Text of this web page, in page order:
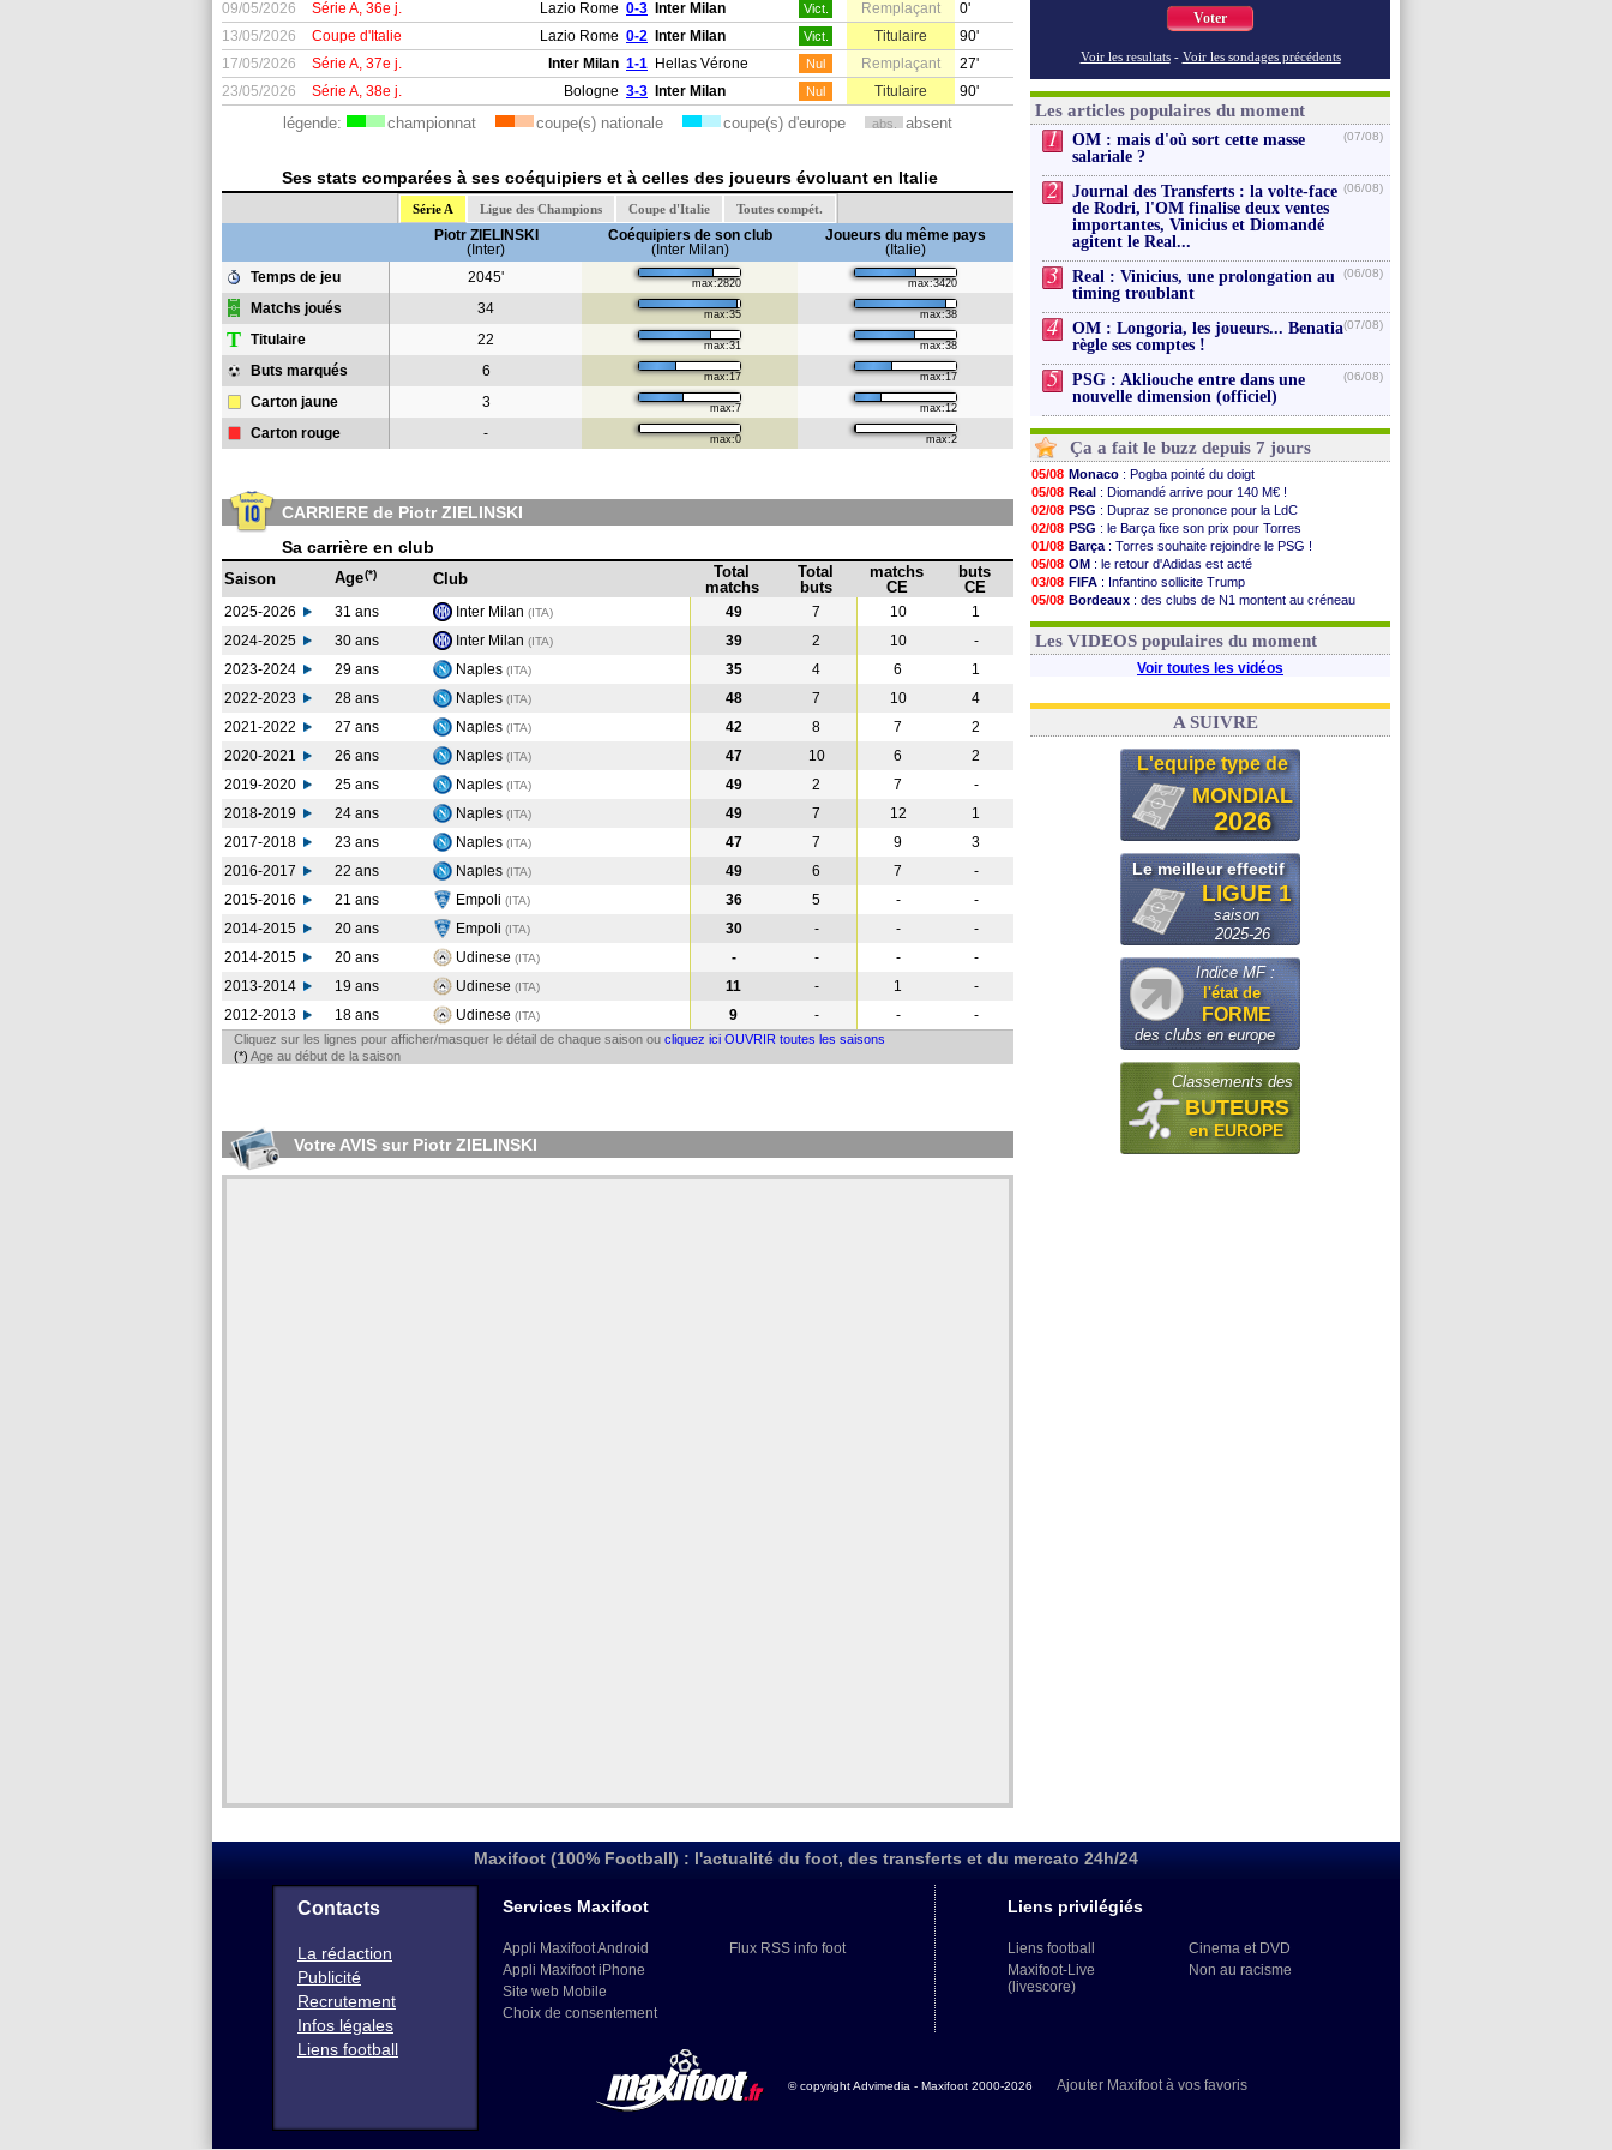
09/05/2026
Série A, 36e j. Lazio Rome 0-3 Inter Milan Vict. Remplaçant
0'
13/05/2026
Coupe d'Italie Lazio Rome 0-2 Inter Milan Vict. Titulaire
90'
17/05/2026
Série A, 37e j. Inter Milan 1-1 Hellas Vérone Nul Remplaçant
27'
23/05/2026
Série A, 38e j. Bologne 3-3 Inter Milan Nul Titulaire 90'
légende: championnat coupe(s) nationale coupe(s) d'europe abs. absent
Ses stats comparées à ses coéquipiers et à celles des joueurs évoluant en Italie
Série A Ligue des Champions Coupe d'Italie Toutes compét.
Piotr ZIELINSKI
(Inter)
Coéquipiers de son club
(Inter Milan)
Joueurs du même pays
(Italie)
Temps de jeu
2045' max:2820 max:3420
Matchs joués 34 max:35 max:38
T Titulaire 22 max:31 max:38
Buts marqués 6 max:17 max:17
Carton jaune 3 max:7 max:12
Carton rouge - max:0 max:2
CARRIERE de Piotr ZIELINSKI
Sa carrière en club
Saison Age(*) Club
Total
matchs
Total
buts
matchs
CE
buts
CE
2025-2026 31 ans Inter Milan (ITA) 49 7 10
1
2024-2025
30 ans Inter Milan (ITA) 39 2 10
-
2023-2024
29 ans Naples (ITA) 35 4 6
1
2022-2023
28 ans Naples (ITA) 48 7 10
4
2021-2022
27 ans Naples (ITA) 42 8 7
2
2020-2021
26 ans Naples (ITA) 47 10 6
2
2019-2020
25 ans Naples (ITA) 49 2 7
-
2018-2019
24 ans Naples (ITA) 49 7 12
1
2017-2018
23 ans Naples (ITA) 47 7 9
3
2016-2017
22 ans Naples (ITA) 49 6 7
-
2015-2016
21 ans Empoli (ITA) 36 5 -
-
2014-2015
20 ans Empoli (ITA) 30 - -
-
2014-2015
20 ans Udinese (ITA) - - -
-
2013-2014
19 ans Udinese (ITA) 11 - 1
-
2012-2013
18 ans Udinese (ITA) 9 - - -
Cliquez sur les lignes pour afficher/masquer le détail de chaque saison ou cliquez ici OUVRIR toutes les saisons
(*) Age au début de la saison
Votre AVIS sur Piotr ZIELINSKI
Voter
Voir les resultats - Voir les sondages précédents
Les articles populaires du moment
1
OM : mais d'où sort cette masse
salariale ?
(07/08)
2
Journal des Transferts : la volte-face
de Rodri, l'OM finalise deux ventes
importantes, Vinicius et Diomandé
agitent le Real...
(06/08)
3
Real : Vinicius, une prolongation au
timing troublant
(06/08)
4
OM : Longoria, les joueurs... Benatia
règle ses comptes !
(07/08)
5
PSG : Akliouche entre dans une
nouvelle dimension (officiel)
(06/08)
Ça a fait le buzz depuis 7 jours
05/08 Monaco : Pogba pointé du doigt
05/08 Real : Diomandé arrive pour 140 M€ !
02/08 PSG : Dupraz se prononce pour la LdC
02/08 PSG : le Barça fixe son prix pour Torres
01/08 Barça : Torres souhaite rejoindre le PSG !
05/08 OM : le retour d'Adidas est acté
03/08 FIFA : Infantino sollicite Trump
05/08 Bordeaux : des clubs de N1 montent au créneau
03/08 Real: le démenti de Leipzig pour Diomandé
Les VIDEOS populaires du moment
Voir toutes les vidéos
A SUIVRE
L'equipe type de
MONDIAL
2026
Le meilleur effectif
LIGUE 1
saison
2025-26
Indice MF :
l'état de
FORME
des clubs en europe
Classements des
BUTEURS
en EUROPE
Maxifoot (100% Football) : l'actualité du foot, des transferts et du mercato 24h/24
Contacts
La rédaction
Publicité
Recrutement
Infos légales
Liens football
Services Maxifoot
Appli Maxifoot Android
Appli Maxifoot iPhone
Site web Mobile
Choix de consentement
Flux RSS info foot
Liens privilégiés
Liens football
Maxifoot-Live
(livescore)
Cinema et DVD
Non au racisme
© copyright Advimedia - Maxifoot 2000-2026 Ajouter Maxifoot à vos favoris